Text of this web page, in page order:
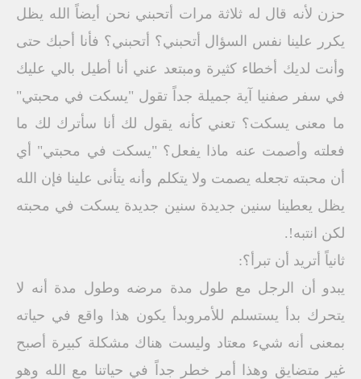
حزن لأنه قال له ثلاثة مرات أتحبني نحن أيضاً الله يظل
يكرر علينا نفس السؤال أتحبني؟ أتحبني؟ فأنا أحبك حتى
وأنت لديك أخطاء كثيرة ومبتعد عني أنا أطيل بالي عليك
في سفر صفنيا آية جميلة جداً تقول "يسكت في محبتي"
ما معنى يسكت؟ تعني كأنه يقول لك أنا سأترك لك ما
فعلته وأصمت عنه ماذا يفعل؟ "يسكت في محبتي" أي
أن محبته تجعله يصمت ولا يتكلم وأنه يتأنى علينا فإن الله
يظل يعطينا سنين جديدة سنين جديدة يسكت في محبته
لكن انتبه!.
ثانياً أتريد أن تبرأ؟:
يبدو أن الرجل مع طول مدة مرضه وطول مدة أنه لا
يتحرك بدأ يستسلم للأمروبدأ يكون هذا واقع في حياته
بمعنى أنه شيء معتاد وليست هناك مشكلة كبيرة أصبح
غير متضايق وهذا أمر خطر جداً في حياتنا مع الله وهو